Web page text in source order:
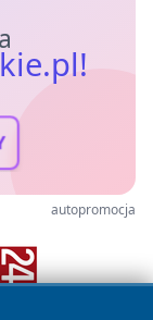
autopromocja